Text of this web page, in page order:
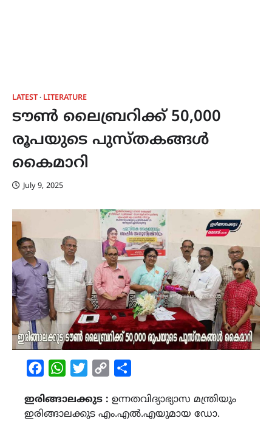
LATEST LITERATURE
ടൗൺ ലൈബ്രറിക്ക് 50,000
രൂപയുടെ പുസ്തകങ്ങൾ
കൈമാറി
July 9, 2025
FacebookWhatsAppTwitterCopy
ഇരിങ്ങാലക്കുട : ഉന്നതവിദ്യാഭ്യാസ മന്ത്രിയും
ഇരിങ്ങാലക്കുട എം.എൽ.എയുമായ ഡോ.